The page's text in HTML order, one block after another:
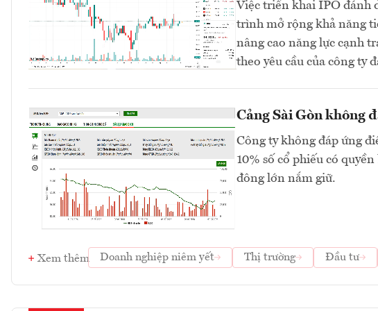
Việc triển khai IPO đánh
trình mở rộng khả năng
nâng cao năng lực cạnh
theo yêu cầu của công ty
Cảng Sài Gòn không
Công ty không đáp ứng
10% số cổ phiếu có
đông lớn nắm giữ.
Xem thêm Doanh nghiệp niêm yết Thị trường Đầu tư